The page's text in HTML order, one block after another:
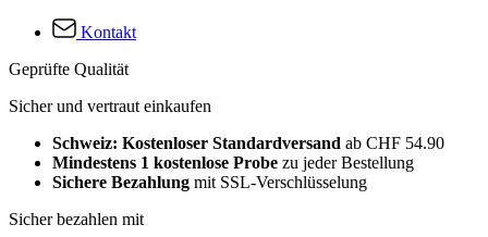
Kontakt
Geprüfte Qualität
Sicher und vertraut einkaufen
Schweiz: Kostenloser Standardversand ab CHF 54.90
Mindestens 1 kostenlose Probe zu jeder Bestellung
Sichere Bezahlung mit SSL-Verschlüsselung
Sicher bezahlen mit